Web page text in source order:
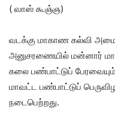
( வாஸ் கூஞ்ஞ)
வடக்கு மாகாண கல்வி
அனுசரணையில் மன்னார்
கலை பண்பாட்டுப்
மாவட்ட பண்பாட்டுப்
நடைபெற்றது.